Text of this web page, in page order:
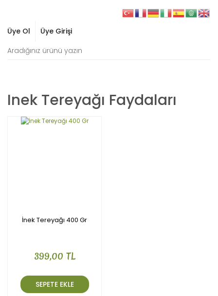
Üye Ol Üye Girişi
Inek Tereyağı Faydaları
İnek Tereyağı 400 Gr
399,00 TL
SEPETE EKLE